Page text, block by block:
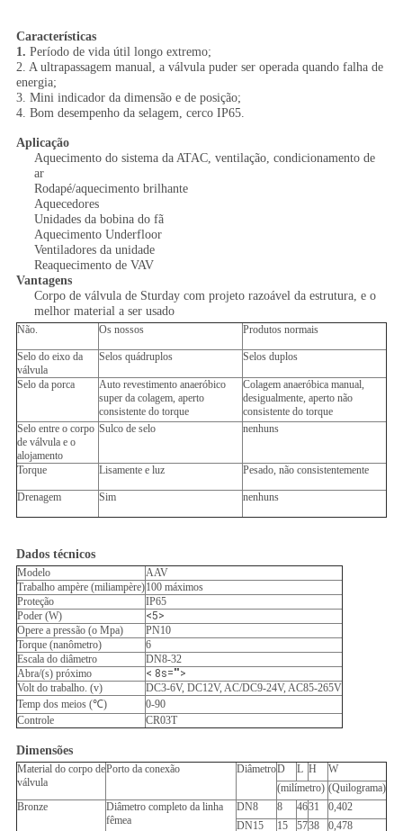
Características
1. Período de vida útil longo extremo;
2. A ultrapassagem manual, a válvula puder ser operada quando falha de
energia;
3. Mini indicador da dimensão e de posição;
4. Bom desempenho da selagem, cerco IP65.
Aplicação
Aquecimento do sistema da ATAC, ventilação, condicionamento de
ar
Rodapé/aquecimento brilhante
Aquecedores
Unidades da bobina do fã
Aquecimento Underfloor
Ventiladores da unidade
Reaquecimento de VAV
Vantagens
Corpo de válvula de Sturday com projeto razoável da estrutura, e o
melhor material a ser usado
Não. Os nossos Produtos normais
Selo do eixo da
válvula
Selos quádruplos Selos duplos
Selo da porca
Auto revestimento anaeróbico
super da colagem, aperto
consistente do torque
Colagem anaeróbica manual,
desigualmente, aperto não
consistente do torque
Selo entre o corpo
de válvula e o
alojamento
Sulco de selo nenhuns
Torque Lisamente e luz Pesado, não consistentemente
Drenagem Sim nenhuns
Dados técnicos
Modelo
AAV
Trabalho ampère (miliampère)100 máximos
Proteção
IP65
Poder (W)
<5>
Opere a pressão (o Mpa)
PN10
Torque (nanômetro)
6
Escala do diâmetro
DN8-32
Abra/(s) próximo
< 8s="">
Volt do trabalho. (v)
DC3-6V, DC12V, AC/DC9-24V, AC85-265V
Temp dos meios (℃)
0-90
Controle
CR03T
Dimensões
Material do corpo de
válvula
Porto da conexão DiâmetroD L H
W
(milímetro) (Quilograma)
Bronze
Diâmetro completo da linha
fêmea
DN8 8 4631
0,402
DN15
15 5738 0,478